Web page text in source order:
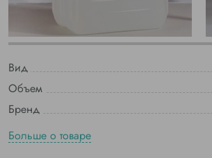
Вид
Объем
Бренд
Больше о товаре